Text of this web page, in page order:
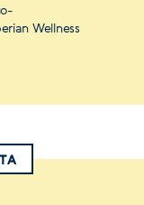
Wellness